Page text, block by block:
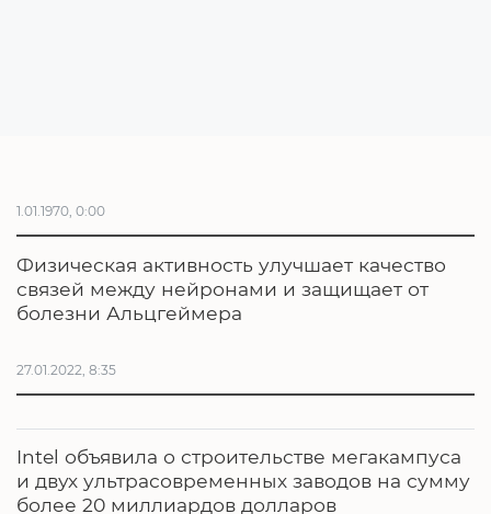
1.01.1970, 0:00
Физическая активность улучшает качество
связей между нейронами и защищает от
болезни Альцгеймера
27.01.2022, 8:35
Intel объявила о строительстве мегакампуса
и двух ультрасовременных заводов на сумму
более 20 миллиардов долларов